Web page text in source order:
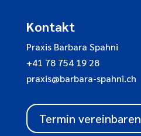
Kontakt
Praxis Barbara Spahni
+41 78 754 19 28
praxis@barbara-spahni.ch
Termin vereinbaren